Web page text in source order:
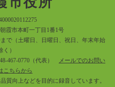
霞市本町一丁目1番1号
で（土曜日、日曜日、祝日、年末年始
く）
467-0770（代表）
メールでのお問い
こちらから
質向上などを目的に録音しています。